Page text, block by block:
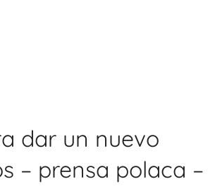
dar un nuevo
– prensa polaca –